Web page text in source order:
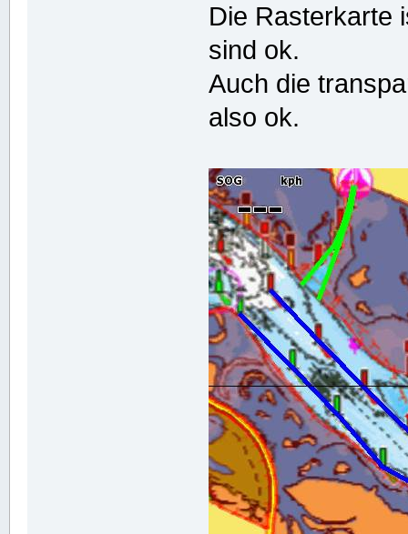
Die Rasterkarte
sind ok.
Auch die
also ok.